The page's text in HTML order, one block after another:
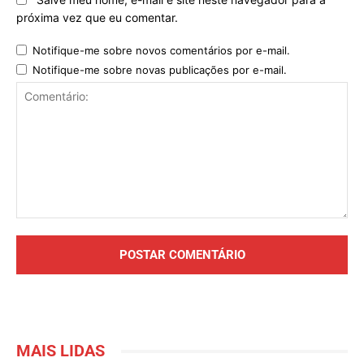
próxima vez que eu comentar.
Notifique-me sobre novos comentários por e-mail.
Notifique-me sobre novas publicações por e-mail.
MAIS LIDAS